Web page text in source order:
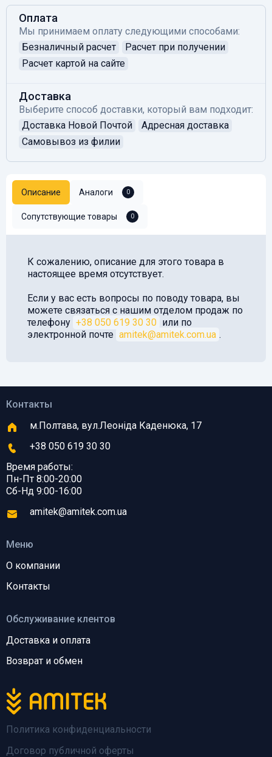
62416
+38 050 481 561
Оплата
Мы принимаем оплату следующими способами:
Безналичный расчет
Расчет при получении
Расчет картой на сайте
Доставка
Выберите способ доставки, который вам подходит:
Доставка Новой Почтой
Адресная доставка
Самовывоз из филии
Описание Аналоги 0
Сопутствующие товары 0
К сожалению, описание для этого товара в
настоящее время отсутствует.
Если у вас есть вопросы по поводу товара, вы
можете связаться с нашим отделом продаж по
телефону +38 050 619 30 30 или по
электронной почте amitek@amitek.com.ua .
Политика конфиденциальности
Договор публичной оферты
Обслуживание клентов
Доставка и оплата
Возврат и обмен
Меню
О компании
Контакты
Контакты
м.Полтава, вул.Леоніда Каденюка, 17
+38 050 619 30 30
Время работы:
Пн-Пт 8:00-20:00
Сб-Нд 9:00-16:00
amitek@amitek.com.ua